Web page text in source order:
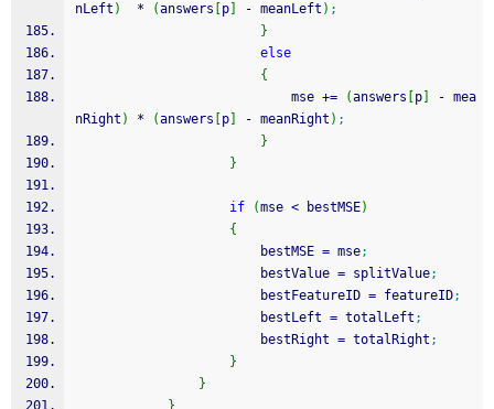
nLeft ) * (answers p - meanLeft ) ;
}
else
{
							mse
+= (answers p - mea
nRight ) * (answers p - meanRight ) ;
}
}
if (mse < bestMSE)
{
						bestMSE
= mse;
						bestValue
= splitValue;
						bestFeatureID
= featureID;
						bestLeft
= totalLeft ;
						bestRight
= totalRight ;
}
}
}